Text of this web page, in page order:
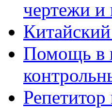
чертежи и
Помощь в